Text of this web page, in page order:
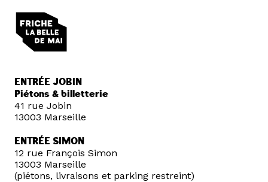
ENTRÉE JOBIN
Piétons & billetterie
41 rue Jobin
13003 Marseille
ENTRÉE SIMON
12 rue François Simon
13003 Marseille
(piétons, livraisons et parking restreint)